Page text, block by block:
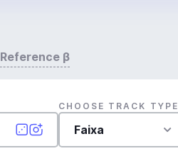
β
CHOOSE TRACK TYPE
Faixa